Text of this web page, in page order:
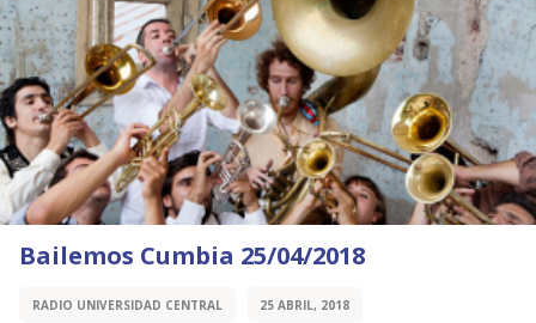
Bailemos Cumbia 25/04/2018
RADIO UNIVERSIDAD CENTRAL 25 ABRIL, 2018